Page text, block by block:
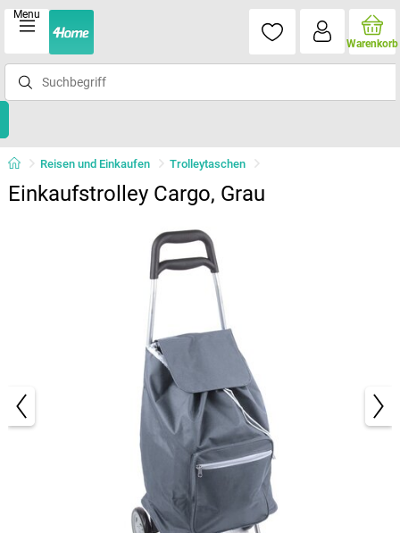
Menu
Warenkorb
Reisen und Einkaufen Trolleytaschen
Einkaufstrolley Cargo, Grau